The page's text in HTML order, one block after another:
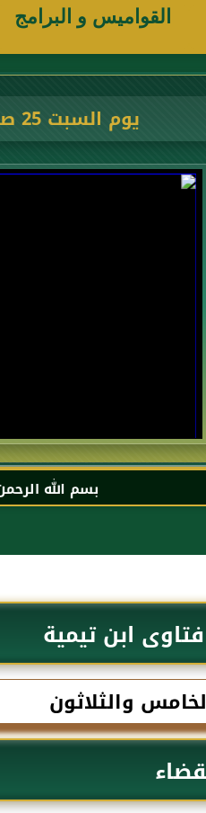
القواميس و البرامج
يوم السبت 25 صفر 1448 هجرية
الله الرحمن الرحيم السلام
ابن تيمية
والثلاثون